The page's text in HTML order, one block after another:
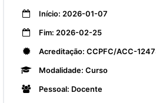
Início: 2026-01-07
Fim: 2026-02-25
Acreditação: CCPFC/ACC-
Modalidade: Curso
Pessoal: Docente